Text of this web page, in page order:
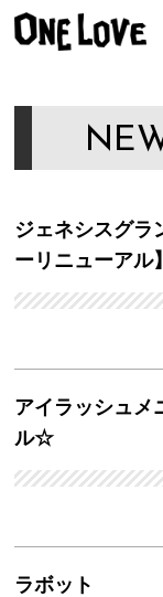
トップ
Genesis grande
ジェネシスグランデ
SuperSonic
スーパーソニック
デイジー
GALLERY
ギャラリー
BLOG
ジェネシスグ
ーリニューアル】
アイラッシュ
ル☆
ラボット